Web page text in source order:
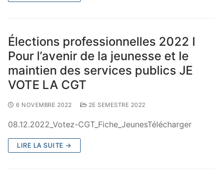
Élections professionnelles 2022 I
Pour l’avenir de la jeunesse et le
maintien des services publics JE
VOTE LA CGT
6 NOVEMBRE 2022 2E SEMESTRE 2022
08.12.2022_Votez-CGT_Fiche_JeunesTélécharger
LIRE LA SUITE →